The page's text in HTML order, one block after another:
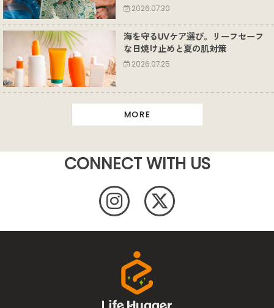
2026.07.30
海を守るUVケア選び。リーフセーフ
な日焼け止めと夏の肌対策
2026.07.25
MORE
CONNECT WITH US